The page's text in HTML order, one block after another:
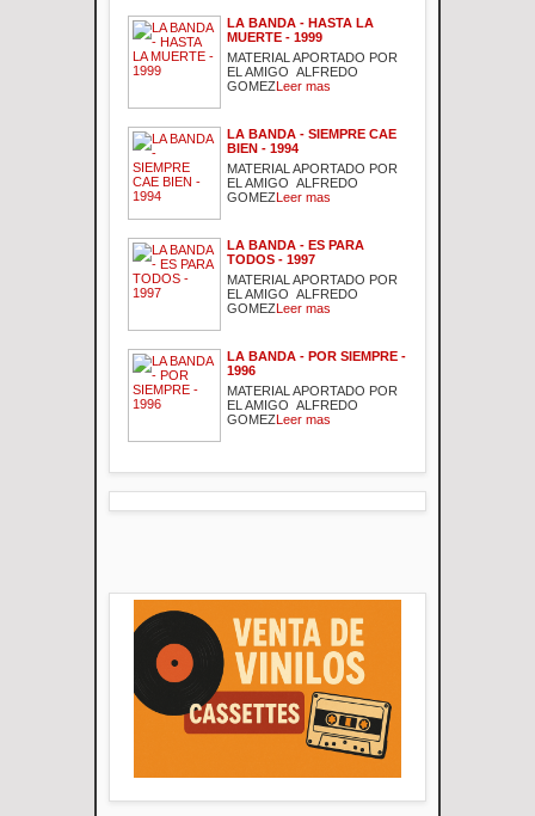
LA BANDA - HASTA LA
MUERTE - 1999
MATERIAL APORTADO POR
EL AMIGO ALFREDO
GOMEZLeer mas
LA BANDA - SIEMPRE CAE
BIEN - 1994
MATERIAL APORTADO POR
EL AMIGO ALFREDO
GOMEZLeer mas
LA BANDA - ES PARA
TODOS - 1997
MATERIAL APORTADO POR
EL AMIGO ALFREDO
GOMEZLeer mas
LA BANDA - POR SIEMPRE -
1996
MATERIAL APORTADO POR
EL AMIGO ALFREDO
GOMEZLeer mas